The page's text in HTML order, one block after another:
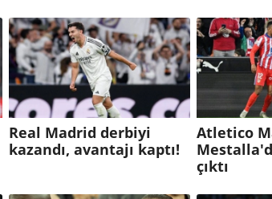
Real Madrid derbiyi
kazandı, avantajı kaptı!
Atletico
çıktı